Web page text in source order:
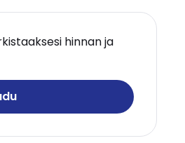
hinnan ja